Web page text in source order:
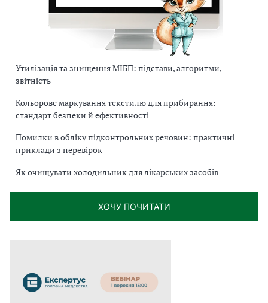
Утилізація та знищення МІБП: підстави, алгоритми,
звітність
Кольорове маркування текстилю для прибирання:
стандарт безпеки й ефективності
Помилки в обліку підконтрольних речовин: практичні
приклади з перевірок
Як очищувати холодильник для лікарських засобів
ХОЧУ ПОЧИТАТИ